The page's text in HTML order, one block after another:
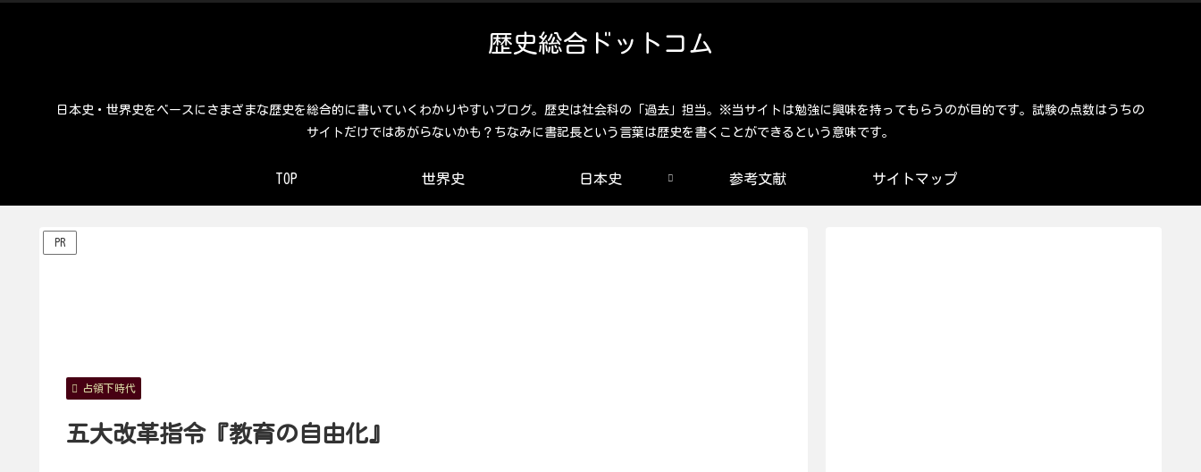
歴史総合ドットコム
日本史・世界史をベースにさまざまな歴史を総合的に書いていくわかりやすいブログ。歴史は社会科の「過去」担当。※当サイトは勉強に興味を持ってもらうのが目的です。試験の点数はうちの
サイトだけではあがらないかも？ちなみに書記長という言葉は歴史を書くことができるという意味です。
TOP 世界史 日本史 参考文献 サイトマップ
PR
占領下時代
五大改革指令『教育の自由化』